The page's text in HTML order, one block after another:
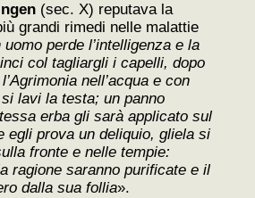
(sec. X) reputava la
grandi rimedi nelle malattie
uomo perde l’intelligenza e la
col tagliargli i capelli, dopo
nell’acqua e con
si lavi la testa; un panno
erba gli sarà applicato sul
egli prova un deliquio, gliela si
fronte e nelle tempie:
ragione saranno purificate e il
dalla sua follia».